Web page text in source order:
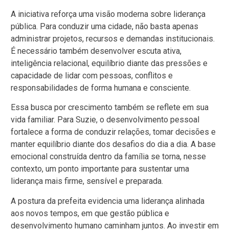
A iniciativa reforça uma visão moderna sobre liderança
pública. Para conduzir uma cidade, não basta apenas
administrar projetos, recursos e demandas institucionais.
É necessário também desenvolver escuta ativa,
inteligência relacional, equilíbrio diante das pressões e
capacidade de lidar com pessoas, conflitos e
responsabilidades de forma humana e consciente.
Essa busca por crescimento também se reflete em sua
vida familiar. Para Suzie, o desenvolvimento pessoal
fortalece a forma de conduzir relações, tomar decisões e
manter equilíbrio diante dos desafios do dia a dia. A base
emocional construída dentro da família se torna, nesse
contexto, um ponto importante para sustentar uma
liderança mais firme, sensível e preparada.
A postura da prefeita evidencia uma liderança alinhada
aos novos tempos, em que gestão pública e
desenvolvimento humano caminham juntos. Ao investir em